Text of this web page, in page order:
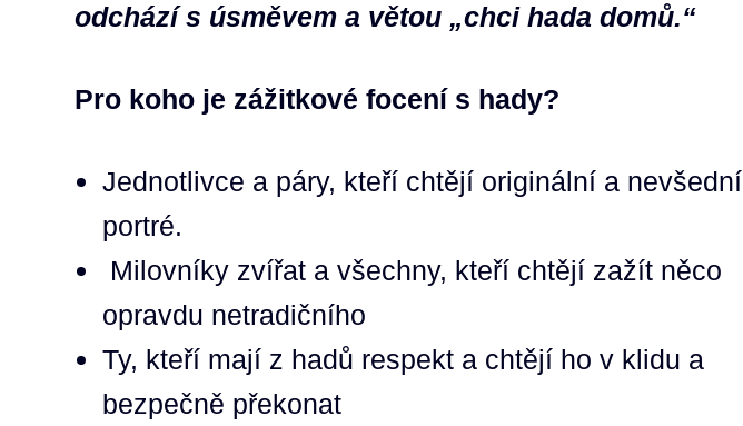
odchází s úsměvem a větou „chci hada domů.“
Pro koho je zážitkové focení s hady?
Jednotlivce a páry, kteří chtějí originální a nevšední
portré.
Milovníky zvířat a všechny, kteří chtějí zažít něco
opravdu netradičního
Ty, kteří mají z hadů respekt a chtějí ho v klidu a
bezpečně překonat